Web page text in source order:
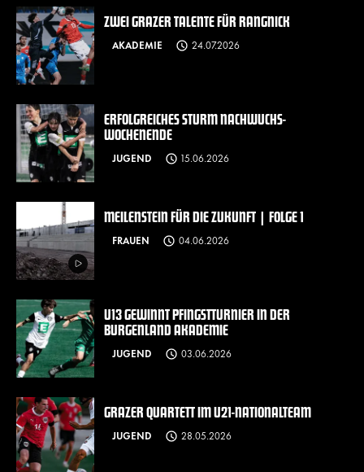
ZWEI GRAZER TALENTE FÜR RANGNICK
AKADEMIE 24.07.2026
ERFOLGREICHES STURM NACHWUCHS-
WOCHENENDE
JUGEND 15.06.2026
MEILENSTEIN FÜR DIE ZUKUNFT | FOLGE 1
FRAUEN 04.06.2026
U13 GEWINNT PFINGSTTURNIER IN DER
BURGENLAND AKADEMIE
JUGEND 03.06.2026
GRAZER QUARTETT IM U21-NATIONALTEAM
JUGEND 28.05.2026